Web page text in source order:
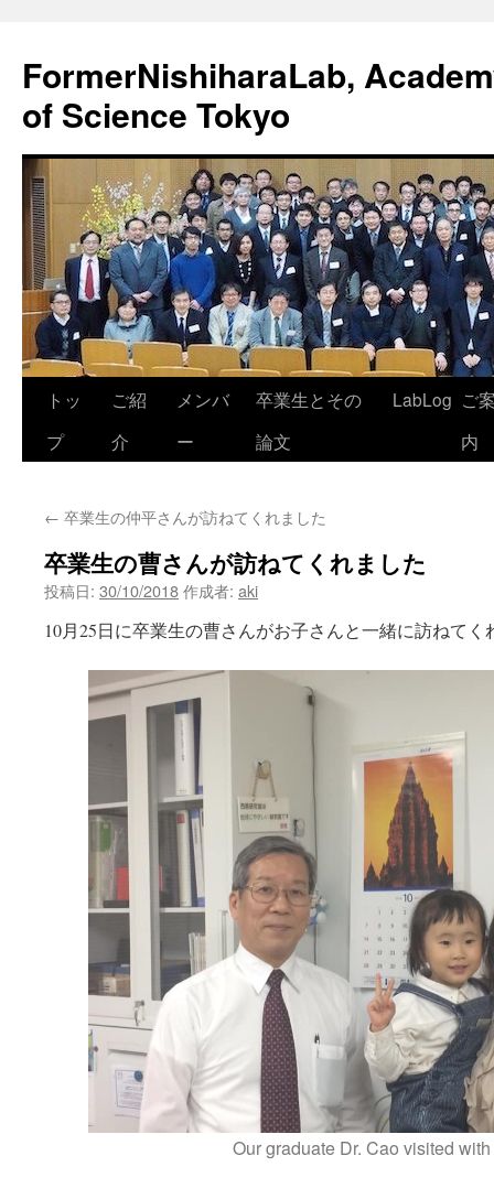
FormerNishiharaLab,
of Science Tokyo
ン
ツ
へ
トッ
プ
ご紹
介
メンバ
ー
卒業生とその
論文
LabLog ご
内
← 卒業生の仲平さんが訪ねてくれました
卒業生の曹さんが訪ねてくれました
投稿日: 30/10/2018作成者: aki
10月25日に卒業生の曹さんがお子さんと一緒に訪ねてく
Our graduate Dr. Cao visited